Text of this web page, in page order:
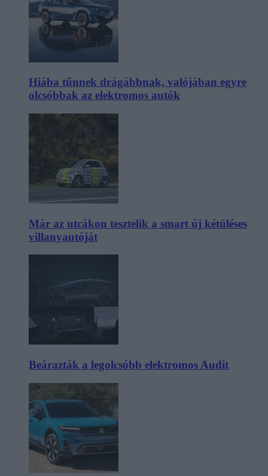
Hiába tűnnek drágábbnak, valójában egyre
olcsóbbak az elektromos autók
Már az utcákon tesztelik a smart új kétüléses
villanyautóját
Beárazták a legolcsóbb elektromos Audit